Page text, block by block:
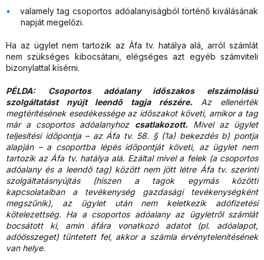
valamely tag csoportos adóalanyiságból történő kiválásának
napját megelőzi.
Ha az ügylet nem tartozik az Áfa tv. hatálya alá, arról számlát
nem szükséges kibocsátani, elégséges azt egyéb számviteli
bizonylattal kísérni.
PÉLDA:
Csoportos adóalany időszakos elszámolású
szolgáltatást nyújt leendő tagja részére. Az ellenérték
megtérítésének esedékessége az időszakot követi, amikor a tag
már a csoportos adóalanyhoz csatlakozott. Mivel az ügylet
teljesítési időpontja – az Áfa tv. 58. § (1a) bekezdés b) pontja
alapján – a csoportba lépés időpontját követi, az ügylet nem
tartozik az Áfa tv. hatálya alá. Ezáltal mivel a felek (a csoportos
adóalany és a leendő tag) között nem jött létre Áfa tv. szerinti
szolgáltatásnyújtás (hiszen a tagok egymás közötti
kapcsolataiban a tevékenység gazdasági tevékenységként
megszűnik), az ügylet után nem keletkezik adófizetési
kötelezettség. Ha a csoportos adóalany az ügyletről számlát
bocsátott ki, amin áfára vonatkozó adatot (pl. adóalapot,
adóösszeget) tüntetett fel, akkor a számla érvénytelenítésének
van helye.